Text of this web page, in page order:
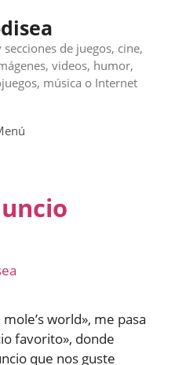
de juegos, cine,
videos, humor,
música o Internet
world», me pasa
favorito», donde
que nos guste